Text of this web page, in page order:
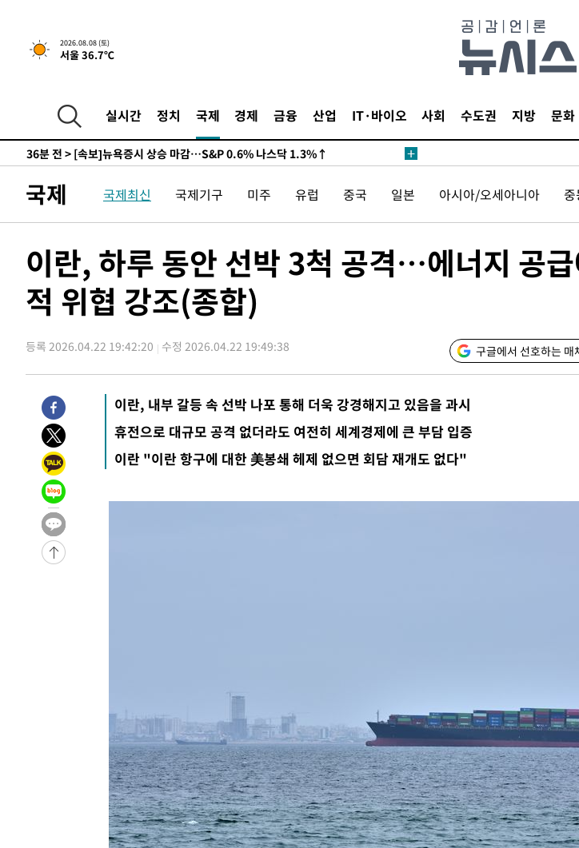
2026.08.08 (토)
서울 36.7℃
실시간 정치 국제 경제 금융 산업 IT·바이오 사회 수도권 지방 문화
-24276초 전 >여수 오동도 해상서 모터보트 전복…1명 사망·1명 실종
-20503초 전 >극한폭염 한풀 꺾이지만…'낮 최고 35도' 무더위, 열대야 계속[다음
-16038초 전 >
[속보]'압수수색·성접대 논란' 축구협회 "실망과 걱정 안겨드려 죄
-4659초 전 >
36분 전 > [속보]뉴욕증시 상승 마감…S&P 0.6% 나스닥 1.3%↑
-27386초 전 >
선재도서 해루질 나섰다 실종 60대, 닷새 만에 숨진 채 발견
-24920초 전 >남자 농구, 나고야 아시안게임서 '홈팀' 일본과 한일전
-20523초 전 >
극한폭염 한풀 꺾이지만…'낮 최고 35도' 무더위, 열대야 계속[다음
주 날씨]
-17541초 전 >축구협회 "압수수색·성접대 논란 사과…쇄신의 기회로 삼겠다"
-16058초 전 > [속보]'압수수색·성접대 논란' 축구협회 "실망과 걱정 안겨드려 죄
36분 전 >[속보]뉴욕증시 상승 마감…S&P 0.6% 나스닥 1.3%↑
국제 국제최신 국제기구 미주 유럽 중국 일본 아시아/오세아니아
이란, 하루 동안 선박 3척 공격…에너지 공
적 위협 강조(종합)
등록 2026.04.22 19:42:20 수정 2026.04.22 19:49:38 구글에서 선호하는 매
이란, 내부 갈등 속 선박 나포 통해 더욱 강경해지고 있음을 과시
휴전으로 대규모 공격 없더라도 여전히 세계경제에 큰 부담 입증
이란 "이란 항구에 대한 美봉쇄 헤제 없으면 회담 재개도 없다"